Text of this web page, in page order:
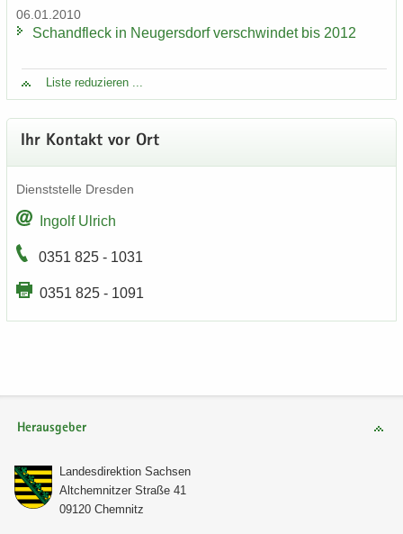
06.01.2010
Schand­fleck in Neu­gers­dorf ver­schwin­det bis 2012
Liste re­du­zie­ren ...
Ihr Kon­takt vor Ort
Dienst­stel­le Dres­den
In­golf Ul­rich
0351 825 - 1031
0351 825 - 1091
Herausgeber
Lan­des­di­rek­ti­on Sach­sen
Alt­chem­nit­zer Stra­ße 41
09120 Chem­nitz